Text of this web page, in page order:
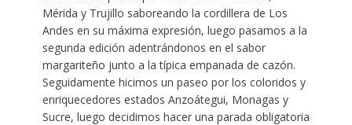
Mérida y Trujillo saboreando la cordillera de Los
Andes en su máxima expresión, luego pasamos a la
segunda edición adentrándonos en el sabor
margariteño junto a la típica empanada de cazón.
Seguidamente hicimos un paseo por los coloridos y
enriquecedores estados Anzoátegui, Monagas y
Sucre, luego decidimos hacer una parada obligatoria